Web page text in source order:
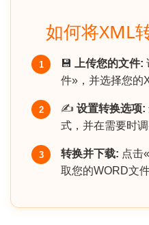
如何将XML
1 💾 上传您的文件:
件»，并选择您的
2 ✍️ 设置转换选项:
式，并在需要时
3 转换并下载: 点击
取您的WORD文